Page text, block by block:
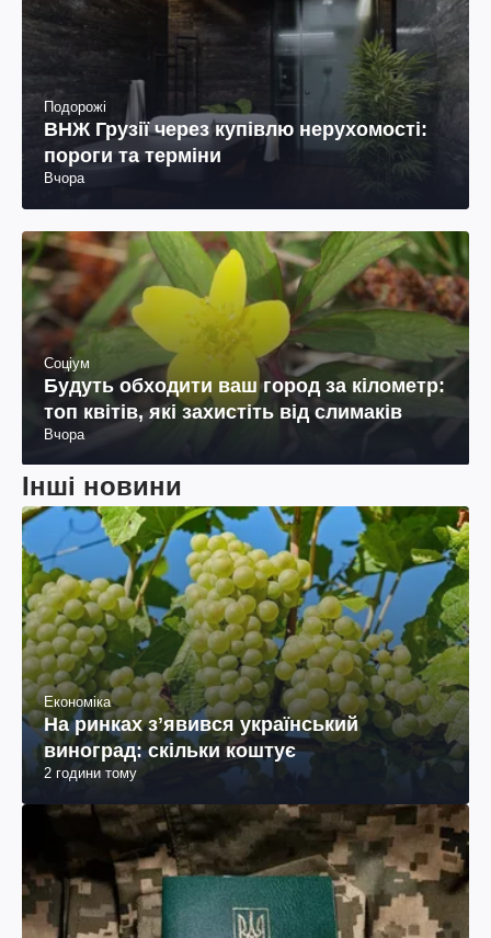
Подорожі
ВНЖ Грузії через купівлю нерухомості:
пороги та терміни
Вчора
Соціум
Будуть обходити ваш город за кілометр:
топ квітів, які захистіть від слимаків
Вчора
Інші новини
Економіка
На ринках зʼявився український
виноград: скільки коштує
2 години тому